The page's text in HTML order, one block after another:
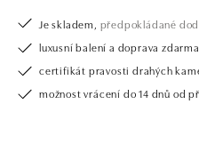
Je skladem, předpokládané
luxusní balení a doprava zdarma
certifikát pravosti drahých
možnost vrácení do 14 dnů od